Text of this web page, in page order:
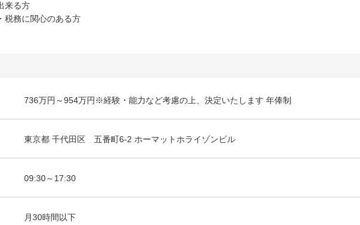
来る方
税務に関心のある方
736万円～954万円※経験・能力など考慮の上、決定いたします 年俸制
東京都 千代田区 五番町6-2 ホーマットホライゾンビル
09:30～17:30
月30時間以下